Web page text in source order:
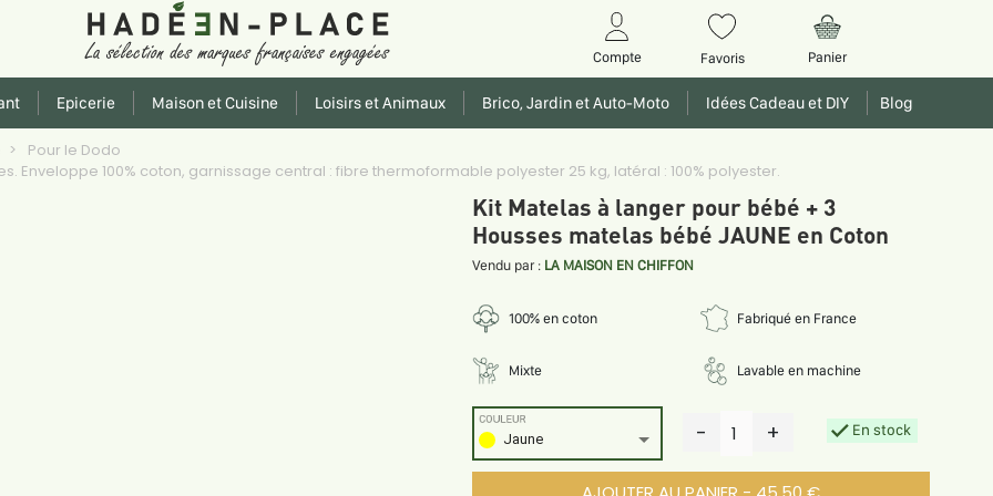
Compte Favoris Panier
Epicerie Maison et Cuisine Loisirs et Animaux Brico, Jardin et Auto-Moto Idées Cadeau et DIY Blog
Pour le Dodo
Enveloppe 100% coton, garnissage central : fibre thermoformable polyester 25 kg, latéral : 100% polyester.
Kit Matelas à langer pour bébé + 3
Housses matelas bébé JAUNE en Coton
Vendu par : LA MAISON EN CHIFFON
100% en coton Fabriqué en France
Mixte Lavable en machine
Jaune
COULEUR - 1 + En stock